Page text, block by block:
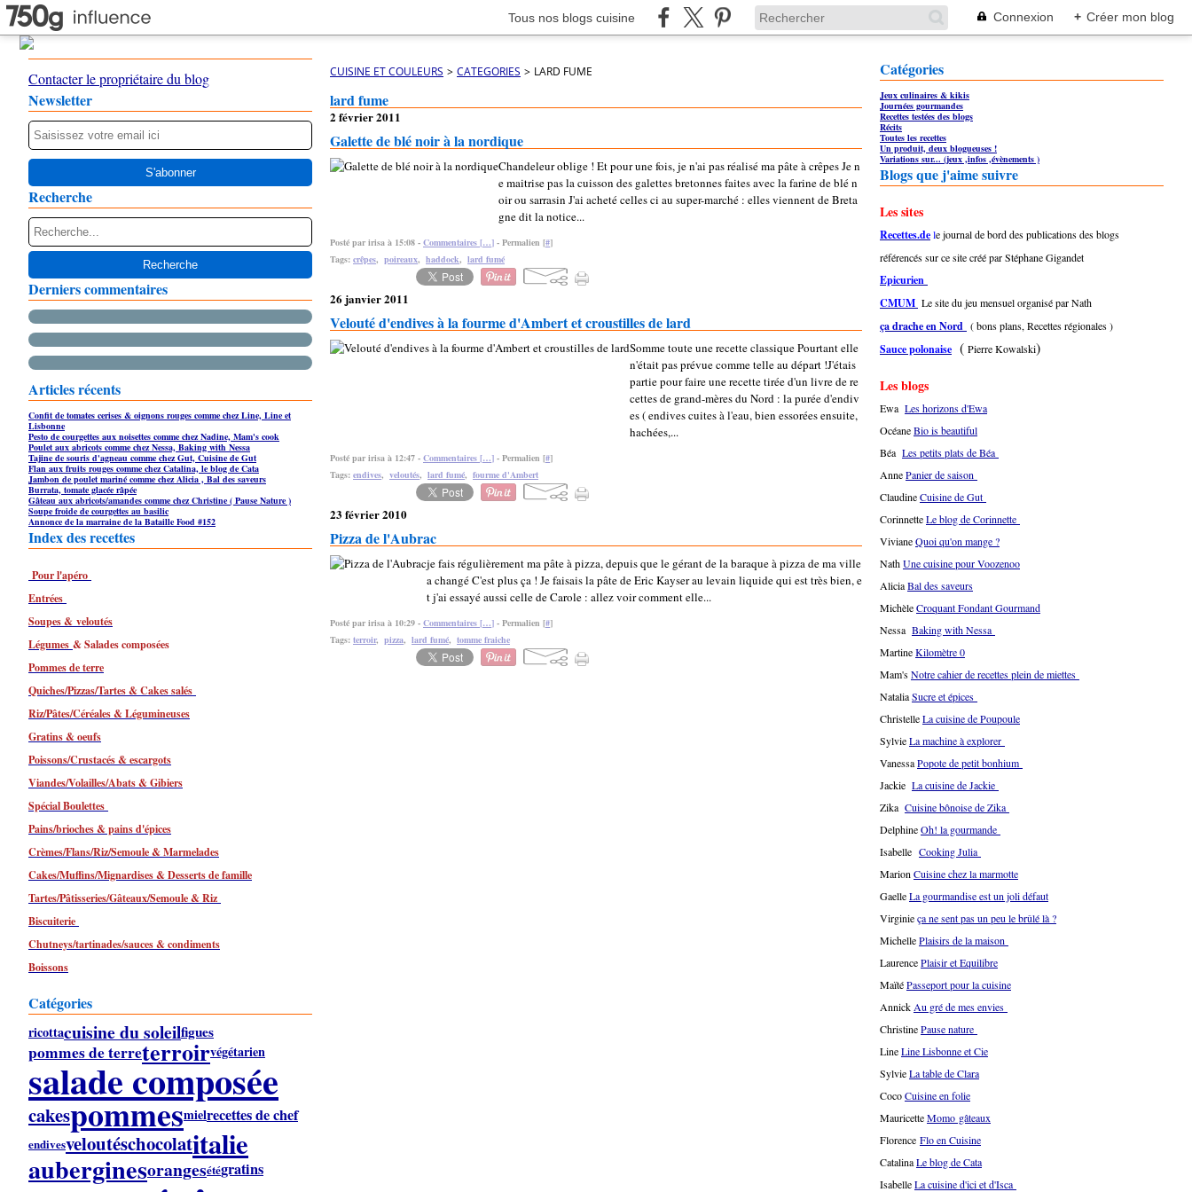
Tous nos blogs cuisine Connexion + Créer mon blog
Contacter le propriétaire du blog
Newsletter
Recherche
Derniers commentaires
Articles récents
Confit de tomates cerises & oignons rouges comme chez Line, Line et
Lisbonne
Pesto de courgettes aux noisettes comme chez Nadine, Mam's cook
Poulet aux abricots comme chez Nessa, Baking with Nessa
Tajine de souris d'agneau comme chez Gut, Cuisine de Gut
Flan aux fruits rouges comme chez Catalina, le blog de Cata
Jambon de poulet mariné comme chez Alicia , Bal des saveurs
Burrata, tomate glacée râpée
Gâteau aux abricots/amandes comme chez Christine ( Pause Nature )
Soupe froide de courgettes au basilic
Annonce de la marraine de la Bataille Food #152
Index des recettes
Pour l'apéro
Entrées
Soupes & veloutés
Légumes & Salades composées
Pommes de terre
Quiches/Pizzas/Tartes & Cakes salés
Riz/Pâtes/Céréales & Légumineuses
Gratins & oeufs
Poissons/Crustacés & escargots
Viandes/Volailles/Abats & Gibiers
Spécial Boulettes
Pains/brioches & pains d'épices
Crèmes/Flans/Riz/Semoule & Marmelades
Cakes/Muffins/Mignardises & Desserts de famille
Tartes/Pâtisseries/Gâteaux/Semoule & Riz
Biscuiterie
Chutneys/tartinades/sauces & condiments
Boissons
Catégories
ricottacuisine du soleilfigues
pommes de terreterroirvégétarien
salade composée
cakespommesmielrecettes de chef
endivesveloutéschocolatitalie
auberginesorangesétégratins
CUISINE ET COULEURS > CATEGORIES > LARD FUME
lard fume
2 février 2011
Galette de blé noir à la nordique
Chandeleur oblige ! Et pour une fois, je n'ai pas réalisé ma pâte à crêpes Je n
e maitrise pas la cuisson des galettes bretonnes faites avec la farine de blé n
oir ou sarrasin J'ai acheté celles ci au super-marché : elles viennent de Breta
gne dit la notice...
Posté par irisa à 15:08 - Commentaires […] - Permalien [#]
Tags: crêpes, poireaux, haddock, lard fumé
26 janvier 2011
Velouté d'endives à la fourme d'Ambert et croustilles de lard
Somme toute une recette classique Pourtant elle
n'était pas prévue comme telle au départ !J'étais
partie pour faire une recette tirée d'un livre de re
cettes de grand-mères du Nord : la purée d'endiv
es ( endives cuites à l'eau, bien essorées ensuite,
hachées,...
Posté par irisa à 12:47 - Commentaires […] - Permalien [#]
Tags: endives, veloutés, lard fumé, fourme d'Ambert
23 février 2010
Pizza de l'Aubrac
je fais régulièrement ma pâte à pizza, depuis que le gérant de la baraque à pizza de ma ville
a changé C'est plus ça ! Je faisais la pâte de Eric Kayser au levain liquide qui est très bien, e
t j'ai essayé aussi celle de Carole : allez voir comment elle...
Posté par irisa à 10:29 - Commentaires […] - Permalien [#]
Tags: terroir, pizza, lard fumé, tomme fraiche
Catégories
Jeux culinaires & kikis
Journées gourmandes
Recettes testées des blogs
Récits
Toutes les recettes
Un produit, deux blogueuses !
Variations sur... (jeux ,infos ,évènements )
Blogs que j'aime suivre
Les sites
Recettes.dele journal de bord des publications des blogs
référencés sur ce site créé par Stéphane Gigandet
Epicurien
CMUM Le site du jeu mensuel organisé par Nath
ça drache en Nord ( bons plans, Recettes régionales )
Sauce polonaise ( Pierre Kowalski)
Les blogs
Ewa Les horizons d'Ewa
OcéaneBio is beautiful
Béa Les petits plats de Béa
AnnePanier de saison
ClaudineCuisine de Gut
CorinnetteLe blog de Corinnette
VivianeQuoi qu'on mange ?
NathUne cuisine pour Voozenoo
AliciaBal des saveurs
MichèleCroquant Fondant Gourmand
Nessa Baking with Nessa
MartineKilomètre 0
Mam'sNotre cahier de recettes plein de miettes
NataliaSucre et épices
ChristelleLa cuisine de Poupoule
SylvieLa machine à explorer
VanessaPopote de petit bonhium
Jackie La cuisine de Jackie
Zika Cuisine bônoise de Zika
DelphineOh! la gourmande
Isabelle Cooking Julia
Marion Cuisine chez la marmotte
GaelleLa gourmandise est un joli défaut
Virginieça ne sent pas un peu le brûlé là ?
MichellePlaisirs de la maison
LaurencePlaisir et Equilibre
MaïtéPasseport pour la cuisine
Annick Au gré de mes envies
ChristinePause nature
LineLine Lisbonne et Cie
SylvieLa table de Clara
CocoCuisine en folie
MauricetteMomo gâteaux
Florence Flo en Cuisine
CatalinaLe blog de Cata
IsabelleLa cuisine d'ici et d'Isca